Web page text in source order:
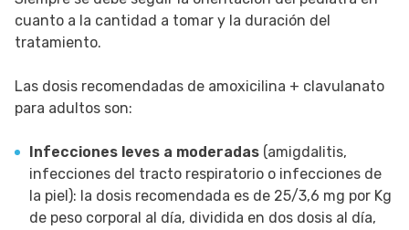
cuanto a la cantidad a tomar y la duración del
tratamiento.
Las dosis recomendadas de amoxicilina + clavulanato
para adultos son:
Infecciones leves a moderadas (amigdalitis,
infecciones del tracto respiratorio o infecciones de
la piel): la dosis recomendada es de 25/3,6 mg por Kg
de peso corporal al día, dividida en dos dosis al día,